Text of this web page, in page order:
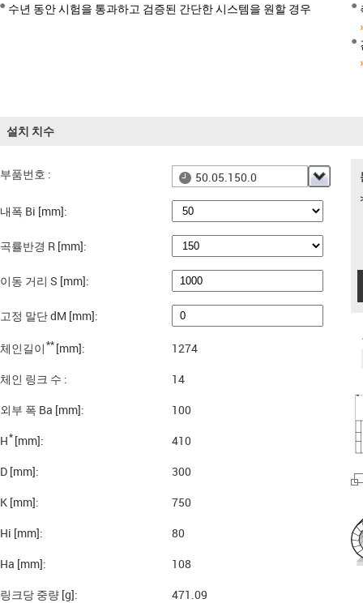
수년 동안 시험을 통과하고 검증된 간단한 시스템을 원할 경우
설치 치수
부품번호 : 50.05.150.0
내폭 Bi [mm]:
곡률반경 R [mm]:
이동 거리 S [mm]:
고정 말단 dM [mm]:
체인길이 **[mm]:
1274
체인 링크 수 :
14
외부 폭 Ba [mm]:
100
H*[mm]:
410
D [mm]:
300
K [mm]:
750
Hi [mm]:
80
Ha [mm]:
108
링크당 중량 [g]:
471.09